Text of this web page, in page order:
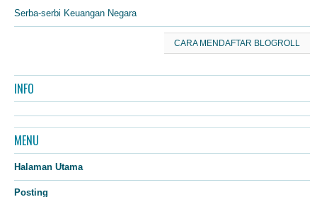
Serba-serbi Keuangan Negara
CARA MENDAFTAR BLOGROLL
INFO
MENU
Halaman Utama
Posting